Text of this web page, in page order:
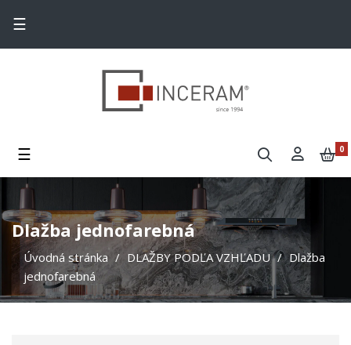
Toggle navigation
☰
Toggle navigation
☰ 0
Dlažba jednofarebná
Úvodná stránka DLAŽBY PODĽA VZHĽADU
Dlažba
jednofarebná